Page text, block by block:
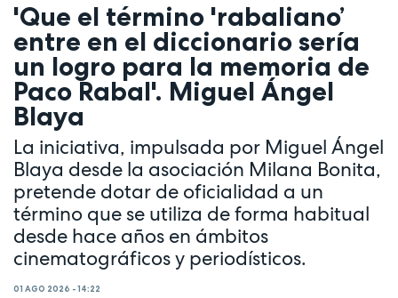
'Que el término 'rabaliano’
entre en el diccionario sería
un logro para la memoria de
Paco Rabal'. Miguel Ángel
Blaya
La iniciativa, impulsada por Miguel Ángel
Blaya desde la asociación Milana Bonita,
pretende dotar de oficialidad a un
término que se utiliza de forma habitual
desde hace años en ámbitos
cinematográficos y periodísticos.
01 AGO 2026 - 14:22